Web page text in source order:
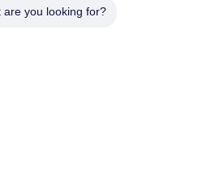
are you looking for?